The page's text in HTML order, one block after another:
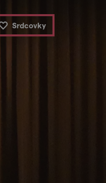
Srdcovky